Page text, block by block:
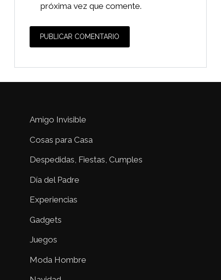
próxima vez que comente.
Amigo Invisible
Cosas para Casa
Despedidas, Fiestas, Cumples
Día del Padre
Experiencias
Gadgets
Juegos
Moda Hombre